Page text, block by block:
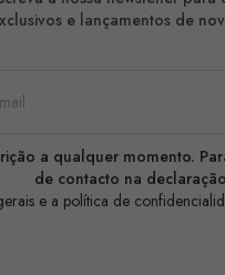
e lançamentos de
a qualquer momento.
de contacto na
e a política de